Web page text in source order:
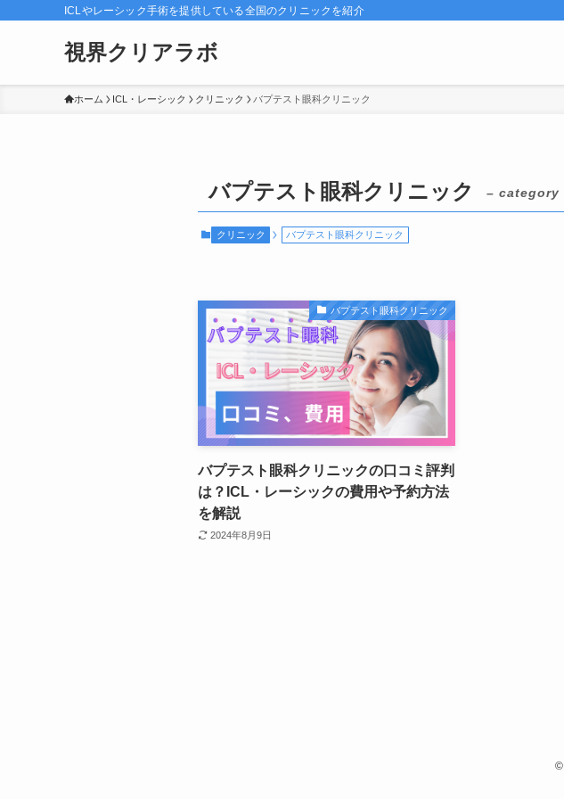
ICLやレーシック手術を提供している全国のクリニックを紹介
視界クリアラボ
ホーム ICL・レーシック クリニック バプテスト眼科クリニック
バプテスト眼科クリニック – category
クリニック バプテスト眼科クリニック
バプテスト眼科クリニック
バプテスト眼科クリニックの口コミ評判
は？ICL・レーシックの費用や予約方法
を解説
2024年8月9日
©